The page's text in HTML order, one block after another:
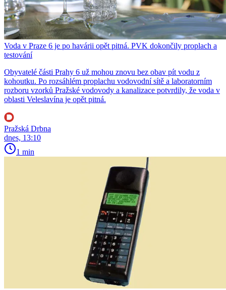
Voda v Praze 6 je po havárii opět pitná. PVK dokončily proplach a
testování
Obyvatelé části Prahy 6 už mohou znovu bez obav pít vodu z
kohoutku. Po rozsáhlém proplachu vodovodní sítě a laboratorním
rozboru vzorků Pražské vodovody a kanalizace potvrdily, že voda v
oblasti Veleslavína je opět pitná.
Pražská Drbna
dnes, 13:10
1 min